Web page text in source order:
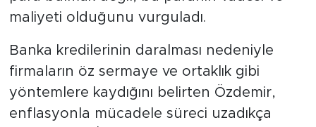
maliyeti olduğunu vurguladı.
Banka kredilerinin daralması nedeniyle
firmaların öz sermaye ve ortaklık gibi
yöntemlere kaydığını belirten Özdemir,
enflasyonla mücadele süreci uzadıkça